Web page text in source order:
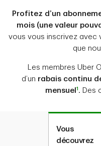
Profitez d’un
mois (une valeur
vous vous inscrivez avec
que
Les membres Uber
d’un rabais continu
mensuel 1 . Des
Vous
découvrez